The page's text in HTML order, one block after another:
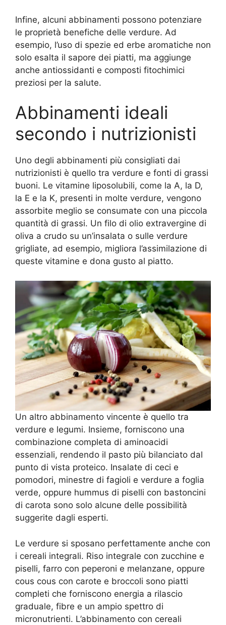
Infine, alcuni abbinamenti possono potenziare
le proprietà benefiche delle verdure. Ad
esempio, l’uso di spezie ed erbe aromatiche non
solo esalta il sapore dei piatti, ma aggiunge
anche antiossidanti e composti fitochimici
preziosi per la salute.
Abbinamenti ideali
secondo i nutrizionisti
Uno degli abbinamenti più consigliati dai
nutrizionisti è quello tra verdure e fonti di grassi
buoni. Le vitamine liposolubili, come la A, la D,
la E e la K, presenti in molte verdure, vengono
assorbite meglio se consumate con una piccola
quantità di grassi. Un filo di olio extravergine di
oliva a crudo su un’insalata o sulle verdure
grigliate, ad esempio, migliora l’assimilazione di
queste vitamine e dona gusto al piatto.
Un altro abbinamento vincente è quello tra
verdure e legumi. Insieme, forniscono una
combinazione completa di aminoacidi
essenziali, rendendo il pasto più bilanciato dal
punto di vista proteico. Insalate di ceci e
pomodori, minestre di fagioli e verdure a foglia
verde, oppure hummus di piselli con bastoncini
di carota sono solo alcune delle possibilità
suggerite dagli esperti.
Le verdure si sposano perfettamente anche con
i cereali integrali. Riso integrale con zucchine e
piselli, farro con peperoni e melanzane, oppure
cous cous con carote e broccoli sono piatti
completi che forniscono energia a rilascio
graduale, fibre e un ampio spettro di
micronutrienti. L’abbinamento con cereali